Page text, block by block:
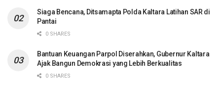
Siaga Bencana, Ditsamapta Polda Kaltara Latihan SAR di
Pantai
0 SHARES
Bantuan Keuangan Parpol Diserahkan, Gubernur Kaltara
Ajak Bangun Demokrasi yang Lebih Berkualitas
0 SHARES